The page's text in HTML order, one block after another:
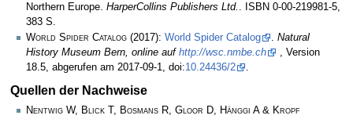
Northern Europe. HarperCollins Publishers Ltd. . ISBN 0-00-219981-5,
383 S.
World Spider Catalog (2017): World Spider Catalog . Natural
History Museum Bern, online auf http://wsc.nmbe.ch
, Version
18.5, abgerufen am 2017-09-1, doi:10.24436/2 .
Quellen der Nachweise
Nentwig W, Blick T, Bosmans R, Gloor D, Hänggi A & Kropf